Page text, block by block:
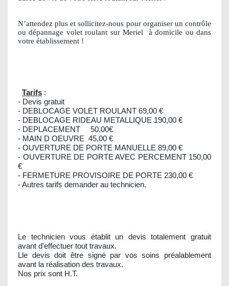
N’attendez plus et sollicitez-nous pour organiser un contrôle
ou dépannage volet roulant sur Meriel
à domicile ou dans
votre établissement !
Tarifs :
- Devis gratuit
- DEBLOCAGE VOLET ROULANT 69,00 €
- DEBLOCAGE RIDEAU METALLIQUE 190,00 €
- DEPLACEMENT 50,00€
- MAIN D OEUVRE 45,00 €
- OUVERTURE DE PORTE MANUELLE 89,00 €
- OUVERTURE DE PORTE AVEC PERCEMENT 150,00
€
- FERMETURE PROVISOIRE DE PORTE 230,00 €
- Autres tarifs demander au technicien.
Le technicien vous établit un devis totalement gratuit
avant d'effectuer tout travaux.
Lle devis doit être signé par vos soins préalablement
avant la réalisation des travaux.
Nos prix sont H.T.